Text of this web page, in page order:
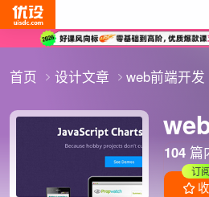
首页 设计文章 web前端开发
104 篇
订